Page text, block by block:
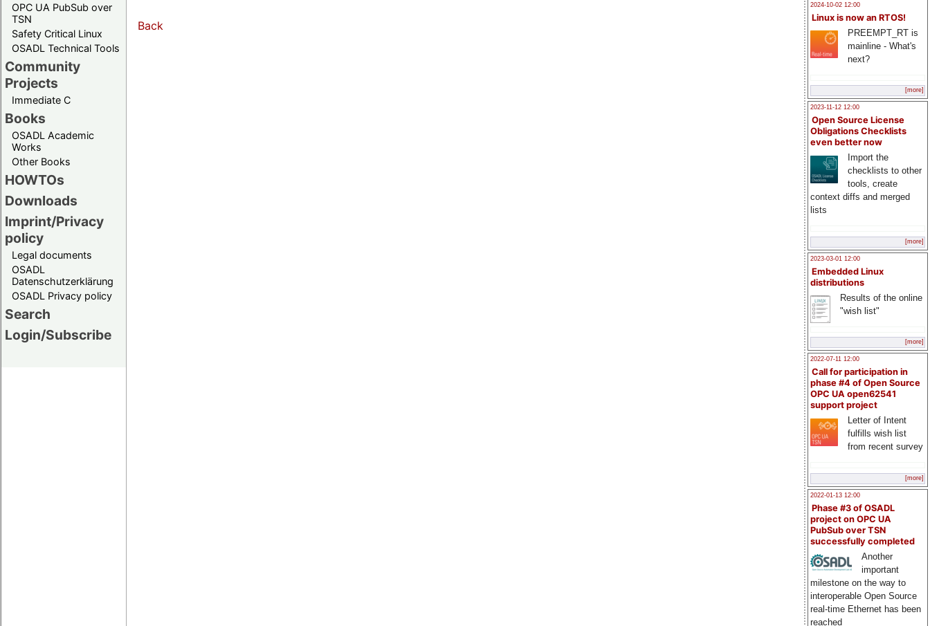
OPC UA PubSub over
TSN
Safety Critical Linux
OSADL Technical Tools
Community
Projects
Immediate C
Books
OSADL Academic
Works
Other Books
HOWTOs
Downloads
Imprint/Privacy
policy
Legal documents
OSADL
Datenschutzerklärung
OSADL Privacy policy
Search
Login/Subscribe
2024-10-02 12:00
Linux is now an RTOS!
PREEMPT_RT is
mainline - What's
next?
[more]
2023-11-12 12:00
Open Source License
Obligations Checklists
even better now
Import the
checklists to other
tools, create
context diffs and merged
lists
[more]
2023-03-01 12:00
Embedded Linux
distributions
Results of the online
"wish list"
[more]
2022-07-11 12:00
Call for participation in
phase #4 of Open Source
OPC UA open62541
support project
Letter of Intent
fulfills wish list
from recent survey
[more]
2022-01-13 12:00
Phase #3 of OSADL
project on OPC UA
PubSub over TSN
successfully completed
Another
important
milestone on the way to
interoperable Open Source
real-time Ethernet has been
reached
Back